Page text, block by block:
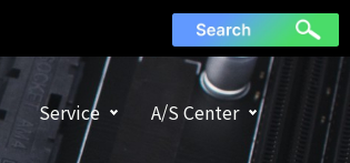
Service A/S Center